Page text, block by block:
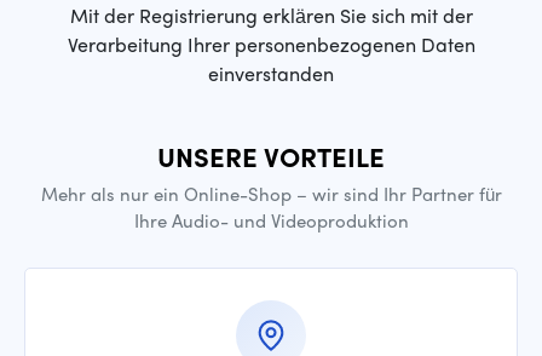
Mit der Registrierung erklären Sie sich mit der
Verarbeitung Ihrer personenbezogenen Daten
einverstanden
UNSERE VORTEILE
Mehr als nur ein Online-Shop – wir sind Ihr Partner für
Ihre Audio- und Videoproduktion